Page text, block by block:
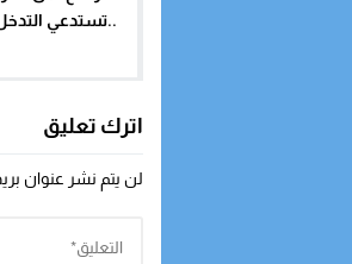
..تستدعي
اترك تعليق
لن يتم نشر عنوان